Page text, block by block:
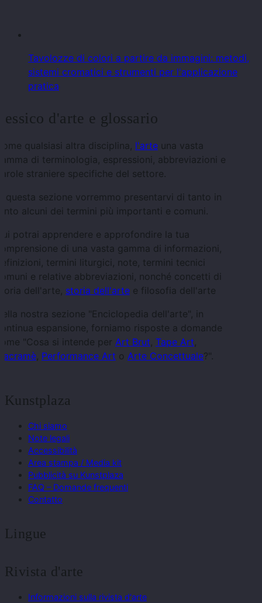
Tavolozze di colori a partire da immagini: metodi,
sistemi cromatici e strumenti per l'applicazione
pratica
d'arte e glossario
qualsiasi altra disciplina, l'arte una vasta
di terminologia, espressioni, abbreviazioni e
straniere specifiche del settore.
questa sezione vorremmo presentarvi di tanto in
alcuni dei termini più importanti e comuni.
potrai apprendere e approfondire la tua
di una vasta gamma di informazioni,
termini liturgici, note, termini tecnici
e relative abbreviazioni, nonché concetti di
dell'arte, storia dell'arte e filosofia dell'arte
nostra sezione "Enciclopedia dell'arte", in
espansione, forniamo risposte a domande
"Cosa si intende per Art Brut, Tape Art,
, Performance Art o Arte Concettuale?".
Kunstplaza
Chi siamo
Note legali
Accessibilità
Area stampa / Media kit
Pubblicità su Kunstplaza
FAQ – Domande frequenti
Contatto
Lingue
Rivista d'arte
Informazioni sulla rivista d'arte